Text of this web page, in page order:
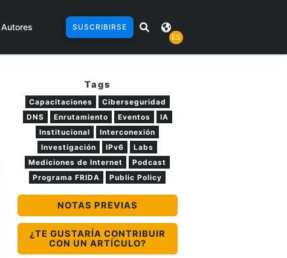
| Autores
SUSCRIBIRSE
ES
Tags
Capacitaciones
Ciberseguridad
DNS
Enrutamiento Eventos
IA
Institucional
Interconexión
Investigación
IPv6
Labs
Mediciones de Internet
Podcast
Programa FRIDA
Public Policy
NOTAS PREVIAS
¿TE GUSTARÍA CONTRIBUIR
CON UN ARTÍCULO?